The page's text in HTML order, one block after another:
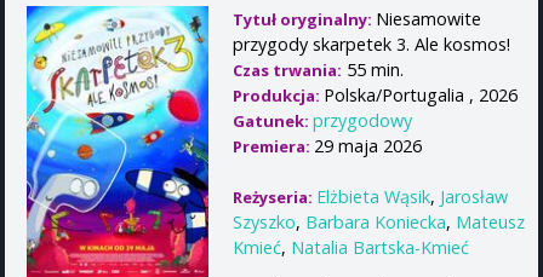
Tytuł oryginalny: Niesamowite
przygody skarpetek 3. Ale kosmos!
Czas trwania: 55 min.
Produkcja: Polska/Portugalia , 2026
Gatunek: przygodowy
Premiera: 29 maja 2026
Reżyseria: Elżbieta Wąsik, Jarosław
Szyszko, Barbara Koniecka, Mateusz
Kmieć, Natalia Bartska-Kmieć